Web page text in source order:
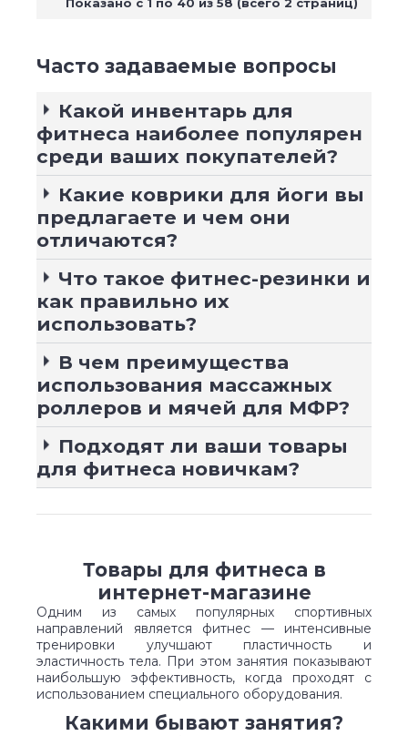
Показано с 1 по 40 из 58 (всего 2 страниц)
Часто задаваемые вопросы
Какой инвентарь для
фитнеса наиболее популярен
среди ваших покупателей?
Какие коврики для йоги вы
предлагаете и чем они
отличаются?
Что такое фитнес-резинки и
как правильно их
использовать?
В чем преимущества
использования массажных
роллеров и мячей для МФР?
Подходят ли ваши товары
для фитнеса новичкам?
Товары для фитнеса в
интернет-магазине
Одним из самых популярных спортивных
направлений является фитнес — интенсивные
тренировки улучшают пластичность и
эластичность тела. При этом занятия показывают
наибольшую эффективность, когда проходят с
использованием специального оборудования.
Какими бывают занятия?